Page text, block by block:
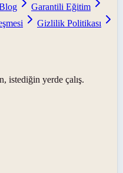
Garantili Eğitim
Gizlilik Politikası
istediğin yerde çalış.